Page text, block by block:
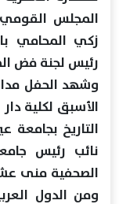
المجلس القومي
زكي المحامي
رئيس لجنة فض
وشهد الحفل
الأسبق لكلية
التاريخ بجامعة
نائب رئيس
الصحفية منى
ومن الدول